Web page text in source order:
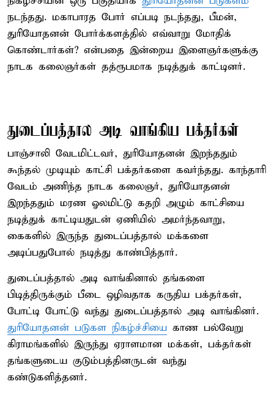
நடந்தது. மகாபாரத போர் எப்படி நடந்தது, பீமன்,
துரியோதனன் போர்க்களத்தில் எவ்வாறு மோதிக்
கொண்டார்கள்? என்பதை இன்றைய இளைஞர்களுக்கு
நாடக கலைஞர்கள் தத்ரூபமாக நடித்துக் காட்டினர்.
துடைப்பத்தால அடி வாங்கிய பக்தர்கள்
பாஞ்சாலி வேடமிட்டவர், துரியோதனன் இறந்ததும்
கூந்தல் முடியும் காட்சி பக்தர்களை கவர்ந்தது. காந்தாரி
வேடம் அணிந்த நாடக கலைஞர், துரியோதனன்
இறந்ததும் மரண ஓலமிட்டு கதறி அழும் காட்சியை
நடித்துக் காட்டியதுடன் ஏணியில் அமர்ந்தவாறு,
கைகளில் இருந்த துடைப்பத்தால் மக்களை
அடிப்பதுபோல் நடித்து காண்பித்தார்.
துடைப்பத்தால் அடி வாங்கினால் தங்களை
பிடித்திருக்கும் பீடை ஒழிவதாக கருதிய பக்தர்கள்,
போட்டி போட்டு வந்து துடைப்பத்தால் அடி வாங்கினர்.
துரியோதனன் படுகள நிகழ்ச்சியை காண பல்வேறு
கிராமங்களில் இருந்து ஏராளமான மக்கள், பக்தர்கள்
தங்களுடைய குடும்பத்தினருடன் வந்து
கண்டுகளித்தனர்.